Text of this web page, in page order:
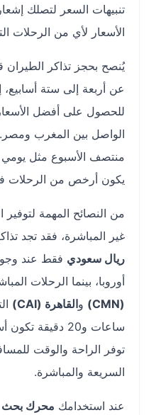
تنبيهات السعر لتصلك إشعارات
الأسعار لأي من الرحلات التي
يُنصح بحجز تذاكر الطيران قبل
عن أربعة إلى ستة أسابيع، إذ
للحصول على أفضل الأسعار،
الواصل بين المغرب ومصر. كما
منتصف الأسبوع مثل يومي الثلاثاء
يكون أرخص من الرحلات في
من النصائح المهمة لتوفير المال
غير المباشرة، فقد تجد تذاكر
ريال سعوديفقط عند وجود
أوروبا، بينما الرحلات المباشرة
والقاهرة (CAI)
ساعات و20 دقيقة تكون
توفر الراحة والوقت
السريعة والمباشرة.
عند استخدامكمحرك بحث